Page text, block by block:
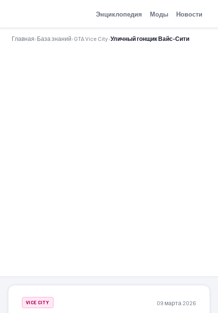
Энциклопедия Моды Новости
Главная›База знаний›GTA Vice City›Уличный гонщик Вайс-Сити
VICE CITY 09 марта 2026